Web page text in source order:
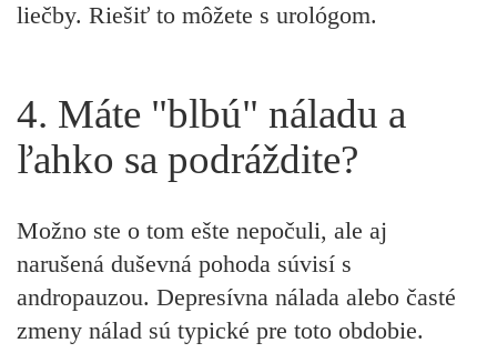
liečby. Riešiť to môžete s urológom.
4. Máte "blbú" náladu a
ľahko sa podráždite?
Možno ste o tom ešte nepočuli, ale aj
narušená duševná pohoda súvisí s
andropauzou. Depresívna nálada alebo časté
zmeny nálad sú typické pre toto obdobie.